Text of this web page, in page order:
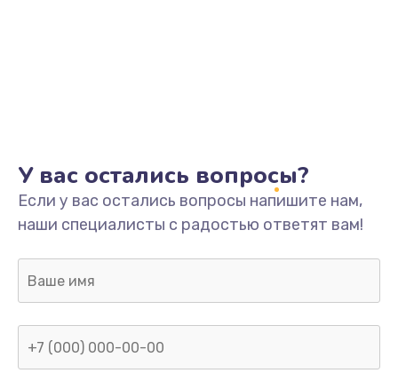
У вас остались вопросы?
Если у вас остались вопросы напишите нам,
наши специалисты с радостью ответят вам!